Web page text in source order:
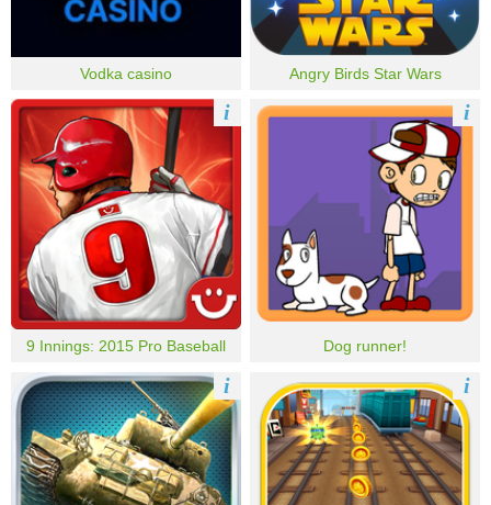
Vodka casino Angry Birds Star Wars
9 Innings: 2015 Pro Baseball
i
Dog runner!
i
i i